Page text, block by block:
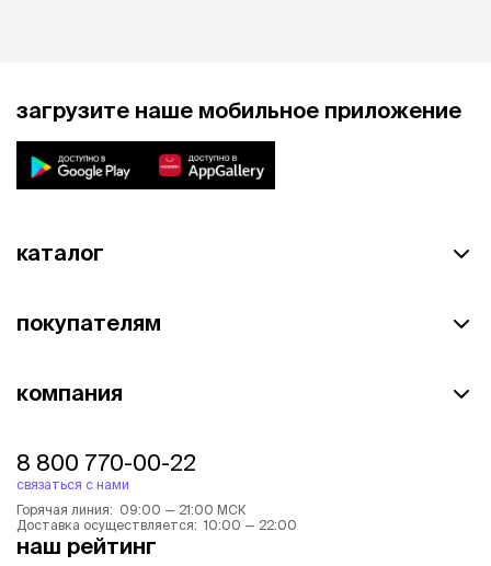
загрузите наше мобильное приложение
каталог
покупателям
компания
8 800 770-00-22
связаться с нами
Горячая линия: 09:00 — 21:00 МСК
Доставка осуществляется: 10:00 — 22:00
наш рейтинг